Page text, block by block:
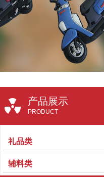
产品展示
PRODUCT
礼品类
辅料类